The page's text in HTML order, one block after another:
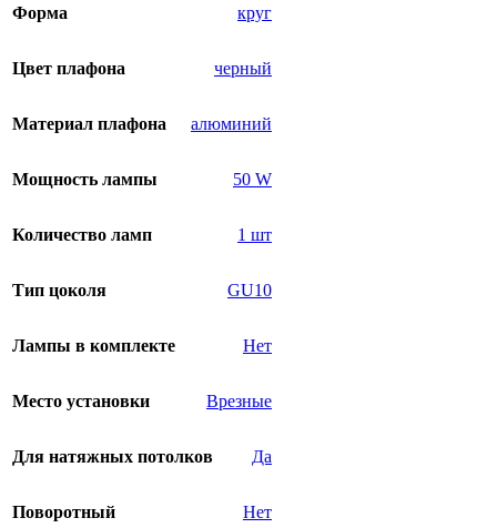
Форма круг
Цвет плафона черный
Материал плафона алюминий
Мощность лампы 50 W
Количество ламп 1 шт
Тип цоколя GU10
Лампы в комплекте Нет
Место установки Врезные
Для натяжных потолков Да
Поворотный Нет